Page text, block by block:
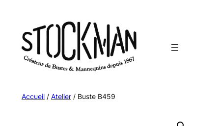
contenu
Accueil/ Atelier/ Buste B459